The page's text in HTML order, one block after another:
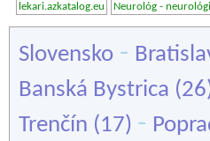
lekari.azkatalog.eu Neurológ -
Slovensko -
Banská Bystrica
Trenčín (17) -